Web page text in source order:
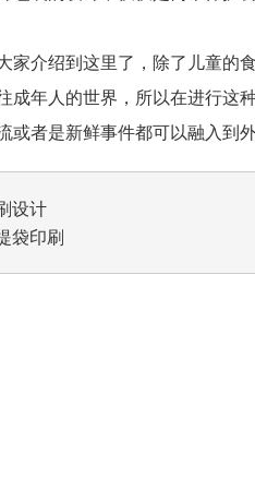
介绍到这里了，除了儿童的
年人的世界，所以在进行这
者是新鲜事件都可以融入到外
设计
袋印刷